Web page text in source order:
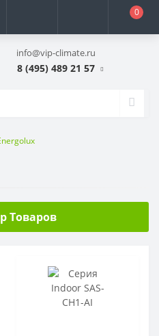
0
info@vip-climate.ru
8 (495) 489 21 57
Товаров